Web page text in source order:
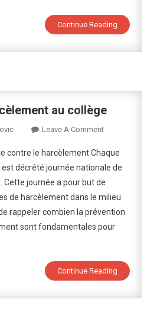
Continue Reading
au collège
Leave A CommentOn
Contre
Le
Harcèlement
Au
Collège
contre le harcèlement Chaque
décrété journée nationale de
Cette journée a pour but de
de harcèlement dans le milieu
rappeler combien la prévention
sont fondamentales pour
Continue Reading